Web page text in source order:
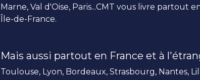
Marne, Val d'Oise, Paris...CMT vous livre partout
Île-de-France.
Mais aussi partout en France et à
Toulouse, Lyon, Bordeaux, Strasbourg, Nantes,